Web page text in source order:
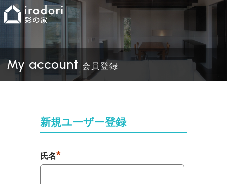
My account 会員登録
新規ユーザー登録
氏名*